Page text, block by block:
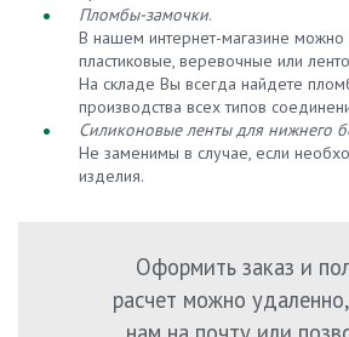
Пломбы-замочки.
В нашем интернет-магазине можно
пластиковые, веревочные или
На складе Вы всегда найдете
производства всех типов
Силиконовые ленты для нижнего
Не заменимы в случае, если
изделия.
Оформить заказ и
расчет можно